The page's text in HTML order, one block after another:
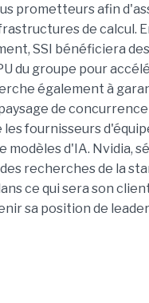
prometteurs afin
de calcul.
SSI bénéficiera
du groupe pour
également à
de concurrence
fournisseurs
modèles d'IA. Nvidia,
recherches de la
ce qui sera son
sa position de